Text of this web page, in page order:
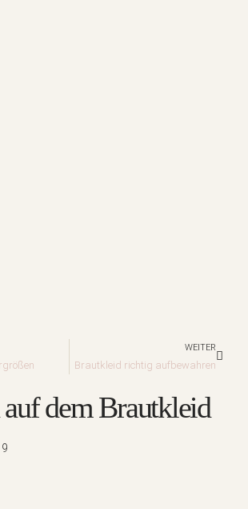
WEITER
Brautkleid richtig aufbewahren
dem Brautkleid